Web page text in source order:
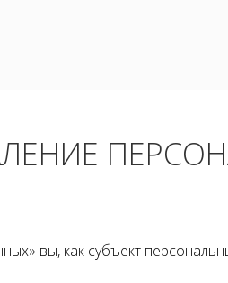
вы, как субъект